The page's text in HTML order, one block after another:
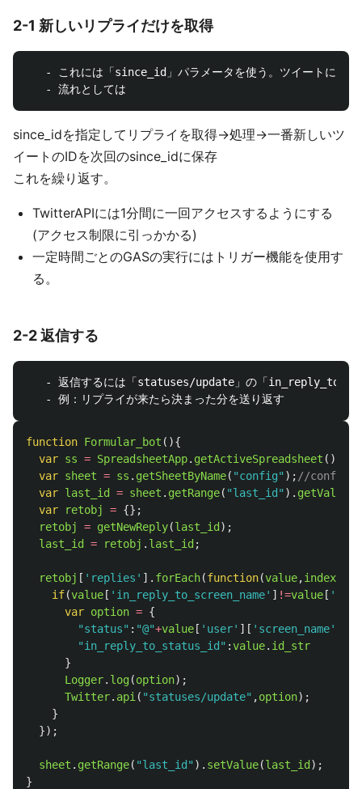
2-1 新しいリプライだけを取得
- これには「since_id」パラメータを使う。ツイートには
since_idを指定してリプライを取得->処理->一番新しいツ
イートのIDを次回のsince_idに保存
これを繰り返す。
TwitterAPIには1分間に一回アクセスするようにする
(アクセス制限に引っかかる)
一定時間ごとのGASの実行にはトリガー機能を使用す
る。
2-2 返信する
- 返信するには「statuses/update」の「
function Formular_bot (){
var ss = SpreadsheetApp. getActiveSpreadsheet ();
var sheet = ss . getSheetByName( "config" ); //configと
var last_id = sheet . getRange( "last_id " ). getValue
var
retobj = {};
retobj
= getNewReply(last_id );
last_id
= retobj . last_id ;
retobj [ ' replies ' ]. forEach(function(value,index
if(value [ ' in_reply_to_screen_name' ] !=value [ '
var option = {
"status" : "@"+value [ ' user' ][ ' screen_name'
"in_reply_to_status_id " :value. id_str
}
Logger. log(option);
Twitter. api ( "statuses/update" ,option);
}
});
sheet . getRange( "last_id " ). setValue(last_id );
}